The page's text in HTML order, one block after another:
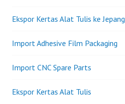
Ekspor Kertas Alat Tulis ke Jepang
Import Adhesive Film Packaging
Import CNC Spare Parts
Ekspor Kertas Alat Tulis